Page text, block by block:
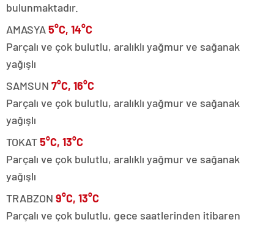
bulunmaktadır.
AMASYA5°C, 14°C
Parçalı ve çok bulutlu, aralıklı yağmur ve sağanak
yağışlı
SAMSUN 7°C, 16°C
Parçalı ve çok bulutlu, aralıklı yağmur ve sağanak
yağışlı
TOKAT5°C, 13°C
Parçalı ve çok bulutlu, aralıklı yağmur ve sağanak
yağışlı
TRABZON 9°C, 13°C
Parçalı ve çok bulutlu, gece saatlerinden itibaren